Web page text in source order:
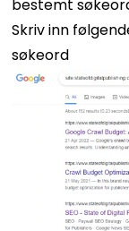
bestemt
Skriv inn
søkeord